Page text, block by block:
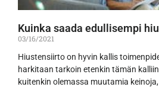
Kuinka saada edullisempi
03/16/2021
Hiustensiirto on hyvin kallis
harkitaan tarkoin etenkin tämän
kuitenkin olemassa muutamia